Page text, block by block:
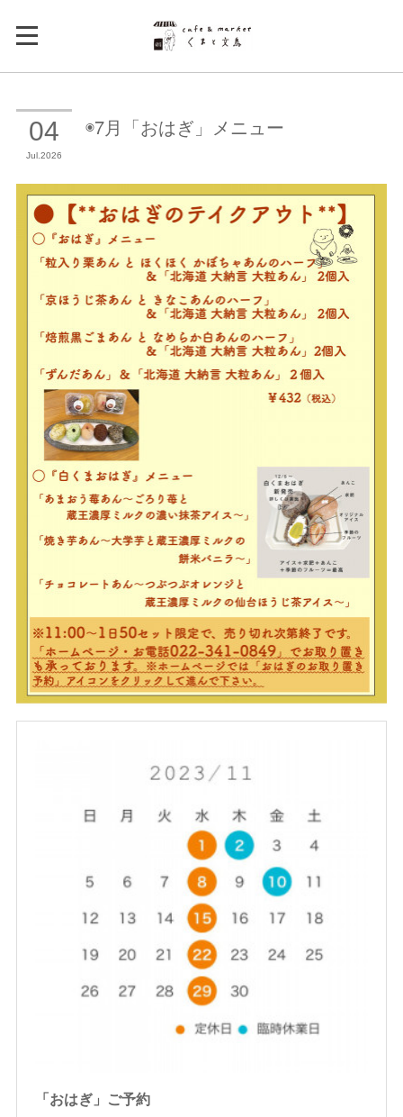
04
Jul 2026
◉7月「おはぎ」メニュー
「おはぎ」ご予約